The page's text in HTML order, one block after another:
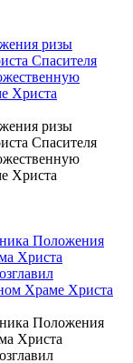
ризы
Спасителя
Христа
ризы
Спасителя
Христа
Положения
Христа
Храме Христа
Положения
Христа